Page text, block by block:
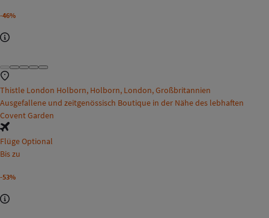
-46%
Thistle London Holborn, Holborn, London, Großbritannien
Ausgefallene und zeitgenössisch Boutique in der Nähe des lebhaften
Covent Garden
Flüge Optional
Bis zu
-53%